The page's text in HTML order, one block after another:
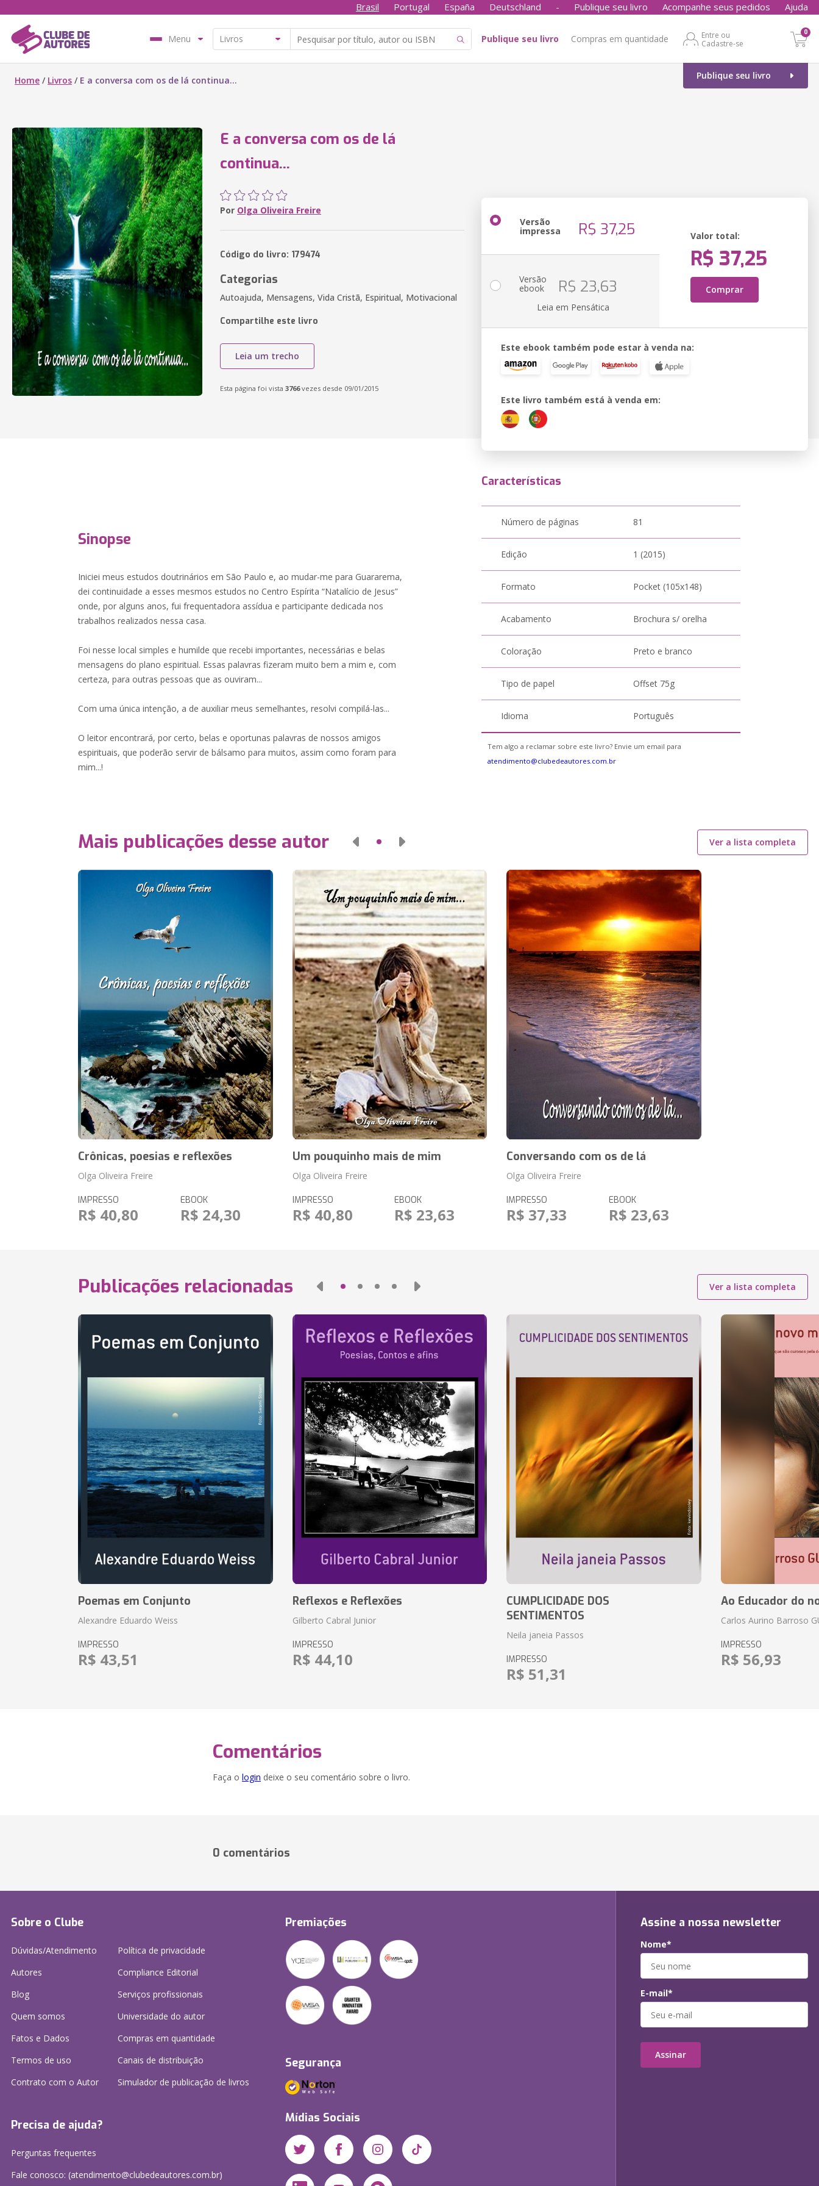
Brasil Portugal España Deutschland - Publique seu livro Acompanhe seus pedidos Ajuda
Menu Publique seu livro Compras em quantidade
Entre ou
Cadastre-se
0
Publique seu livro
Home / Livros / E a conversa com os de lá continua...
E a conversa com os de lá
continua...
Por Olga Oliveira Freire
Código do livro: 179474
Categorias
Autoajuda, Mensagens, Vida Cristã, Espiritual, Motivacional
Compartilhe este livro
Leia um trecho
Esta página foi vista 3766vezes desde 09/01/2015
Versão
impressa R$ 37,25 Valor total:
R$ 37,25
Comprar
Versão
ebook R$ 23,63
Leia em Pensática
Este ebook também pode estar à venda na:
Este livro também está à venda em:
Sinopse
Iniciei meus estudos doutrinários em São Paulo e, ao mudar-me para Guararema,
dei continuidade a esses mesmos estudos no Centro Espírita “Natalício de Jesus”
onde, por alguns anos, fui frequentadora assídua e participante dedicada nos
trabalhos realizados nessa casa.
Foi nesse local simples e humilde que recebi importantes, necessárias e belas
mensagens do plano espiritual. Essas palavras fizeram muito bem a mim e, com
certeza, para outras pessoas que as ouviram...
Com uma única intenção, a de auxiliar meus semelhantes, resolvi compilá-las...
O leitor encontrará, por certo, belas e oportunas palavras de nossos amigos
espirituais, que poderão servir de bálsamo para muitos, assim como foram para
mim...!
Características
Número de páginas 81
Edição 1 (2015)
Formato Pocket (105x148)
Acabamento Brochura s/ orelha
Coloração Preto e branco
Tipo de papel Offset 75g
Idioma Português
Tem algo a reclamar sobre este livro? Envie um email para
atendimento@clubedeautores.com.br
Mais publicações desse autor Ver a lista completa
Crônicas, poesias e reflexões
Olga Oliveira Freire
IMPRESSO
R$ 40,80
EBOOK
R$ 24,30
Um pouquinho mais de mim
Olga Oliveira Freire
IMPRESSO
R$ 40,80
EBOOK
R$ 23,63
Conversando com os de lá
Olga Oliveira Freire
IMPRESSO
R$ 37,33
EBOOK
R$ 23,63
Publicações relacionadas Ver a lista completa
Poemas em Conjunto
Alexandre Eduardo Weiss
IMPRESSO
R$ 43,51
Reflexos e Reflexões
Gilberto Cabral Junior
IMPRESSO
R$ 44,10
CUMPLICIDADE DOS
SENTIMENTOS
Neila janeia Passos
IMPRESSO
R$ 51,31
Ao Educador do
Carlos Aurino Barroso
IMPRESSO
R$ 56,93
Comentários
Faça o login deixe o seu comentário sobre o livro.
0 comentários
Sobre o Clube
Dúvidas/Atendimento
Autores
Blog
Quem somos
Fatos e Dados
Termos de uso
Contrato com o Autor
Política de privacidade
Compliance Editorial
Serviços profissionais
Universidade do autor
Compras em quantidade
Canais de distribuição
Simulador de publicação de livros
Precisa de ajuda?
Perguntas frequentes
Fale conosco: (atendimento@clubedeautores.com.br)
Premiações
Segurança
Mídias Sociais
Assine a nossa newsletter
Nome*
E-mail*
Assinar